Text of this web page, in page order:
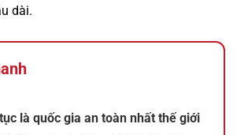
dài.
là quốc gia an toàn nhất thế giới